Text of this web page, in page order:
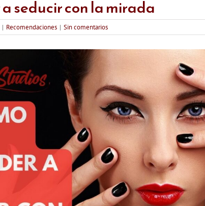
seducir con la mirada
| Recomendaciones | Sin comentarios